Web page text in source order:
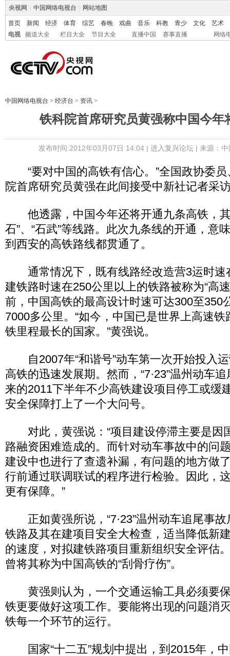
央视网 中国网络电视台 网站地图
首页 新闻 经济 体育 综艺 春晚 戏曲 音乐 科教 青少 文化
艺术
电视
频道大全 栏目大全 节目大全 直播中国 赛事直播 网络
中国网络电视台 > 经济台 > 资讯 >
铁科院首席研究员黄强称中国今年
发布时间:2012年03月07日 14:04 | 进入复兴论坛| 来源：
“要对中国的高铁有信心。”全国政协委员
院首席研究员黄强在此间接受中新社记者
他透露，中国今年还将开通九条高铁，其
石”、“石武”等线路。此次九条线的开通，意
到西安的高铁路线都贯通了。
通常情况下，既有线路经改造营3运时速
建铁路时速在250公里以上的铁路被称为“高
前，中国高铁的最高设计时速可达300至350
7000多公里。“如今，中国已是世界上高速
铁里程最长的国家。”黄强说。
自2007年“和谐号”动车第一次开始投入
高铁的迅速发展期。然而，“7·23”温州动车
来的2011下半年不少高铁建设项目停工或缓
安全保障打上了一个大问号。
对此，黄强说：“项目建设停滞主要是因
路融资困难造成的。而针对动车事故中的问
建设中也进行了查遗补漏，有问题的地方做
行前通过联调联试的程序进行检验。因此，
更有保障。”
正如黄强所说，“7·23”温州动车追尾事故
铁路及其在建项目安全大检查，适当降低新
的速度，对拟建铁路项目重新组织安全评估
曾将其称为中国高铁的“刮骨疗伤”。
黄强则认为，一个交通运输工具必须要
铁更要做好这项工作。要能将出现的问题消
铁每一个环节的运行。
国家“十二五”规划中提出，到2015年，